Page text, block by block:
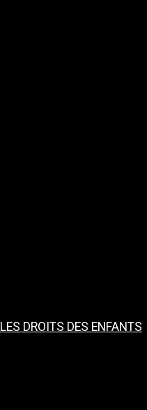
LES DROITS DES ENFANTS